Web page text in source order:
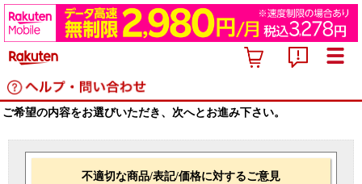
ご希望の内容をお選びいただき、次へとお進み下さい。
不適切な商品/表記/価格に対するご意見